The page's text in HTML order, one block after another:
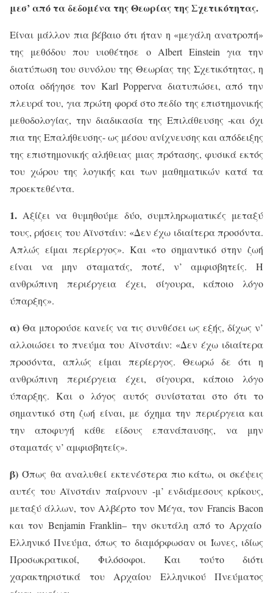
μεσ’ από τα δεδομένα της Θεωρίας της Σχετικότητας.
Είναι μάλλον πια βέβαιο ότι ήταν η «μεγάλη ανατροπή»
της μεθόδου που υιοθέτησε ο Albert Einsteinγια την
διατύπωση του συνόλου της Θεωρίας της Σχετικότητας, η
οποία οδήγησε τον Karl Popperνα διατυπώσει, από την
πλευρά του, για πρώτη φορά στο πεδίο της επιστημονικής
μεθοδολογίας, την διαδικασία της Επιλάθευσης -και όχι
πια της Επαλήθευσης- ως μέσου ανίχνευσης και απόδειξης
της επιστημονικής αλήθειας μιας πρότασης, φυσικά εκτός
του χώρου της λογικής και των μαθηματικών κατά τα
προεκτεθέντα.
1. Αξίζει να θυμηθούμε δύο, συμπληρωματικές μεταξύ
τους, ρήσεις του Αϊνστάιν: «Δεν έχω ιδιαίτερα προσόντα.
Απλώς είμαι περίεργος». Και «το σημαντικό στην ζωή
είναι να μην σταματάς, ποτέ, ν’ αμφισβητείς. Η
ανθρώπινη περιέργεια έχει, σίγουρα, κάποιο λόγο
ύπαρξης».
α) Θα μπορούσε κανείς να τις συνθέσει ως εξής, δίχως ν’
αλλοιώσει το πνεύμα του Αϊνστάιν: «Δεν έχω ιδιαίτερα
προσόντα, απλώς είμαι περίεργος. Θεωρώ δε ότι η
ανθρώπινη περιέργεια έχει, σίγουρα, κάποιο λόγο
ύπαρξης. Και ο λόγος αυτός συνίσταται στο ότι το
σημαντικό στη ζωή είναι, με όχημα την περιέργεια και
την αποφυγή κάθε είδους επανάπαυσης, να μην
σταματάς ν’ αμφισβητείς».
β)Όπως θα αναλυθεί εκτενέστερα πιο κάτω, οι σκέψεις
αυτές του Αϊνστάιν παίρνουν -μ’ ενδιάμεσους κρίκους,
μεταξύ άλλων, τον Αλβέρτο τον Μέγα, τον Francis Bacon
και τον Benjamin Franklin– την σκυτάλη από το Αρχαίο
Ελληνικό Πνεύμα, όπως το διαμόρφωσαν οι Ίωνες, ιδίως
Προσωκρατικοί, Φιλόσοφοι. Και τούτο διότι
χαρακτηριστικά του Αρχαίου Ελληνικού Πνεύματος